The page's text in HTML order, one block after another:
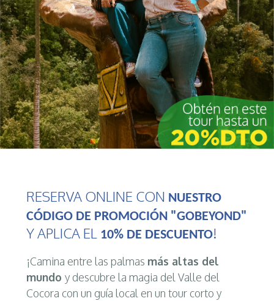
RESERVA ONLINE CON NUESTRO
CÓDIGO DE PROMOCIÓN "GOBEYOND"
Y APLICA EL 10% DE DESCUENTO!
¡Camina entre las palmas más altas del
mundo y descubre la magia del Valle del
Cocora con un guía local en un tour corto y